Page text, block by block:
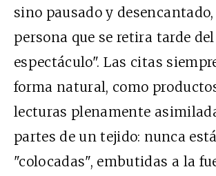
sino pausado y
persona que se retira tarde del
espectáculo". Las citas
forma natural, como
lecturas plenamente
partes de un tejido: nunca
"colocadas", embutidas a la